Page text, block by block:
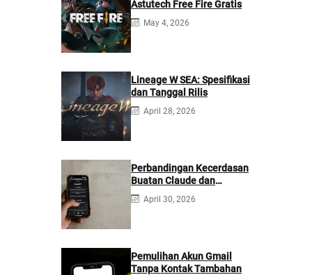
Astutech Free Fire Gratis
May 4, 2026
Lineage W SEA: Spesifikasi
dan Tanggal Rilis
April 28, 2026
Perbandingan Kecerdasan
Buatan Claude dan
ChatGPT: Mana yang
Lebih Baik?
April 30, 2026
Pemulihan Akun Gmail
Tanpa Kontak Tambahan